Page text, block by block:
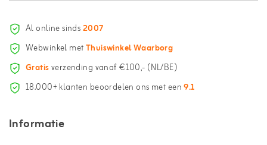
Al online sinds2007
Webwinkel metThuiswinkel Waarborg
Gratisverzending vanaf €100,- (NL/BE)
18.000+ klanten beoordelen ons met een9.1
Informatie